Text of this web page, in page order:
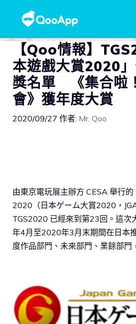
【Qoo情報】
本遊戲大賞2020
獎名單 《集合啦
會》獲年度大賞
2020/09/27 作者: Mr. Qoo
由東京電玩展主辦方 CESA 舉行
2020（日本ゲーム大賞2020，
TGS2020 已經來到第23回。這次
年4月至2020年3月末期間在日本
度作品部門、未來部門、業餘部門